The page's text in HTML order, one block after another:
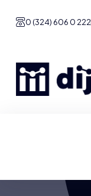
0 (324) 606 0 222